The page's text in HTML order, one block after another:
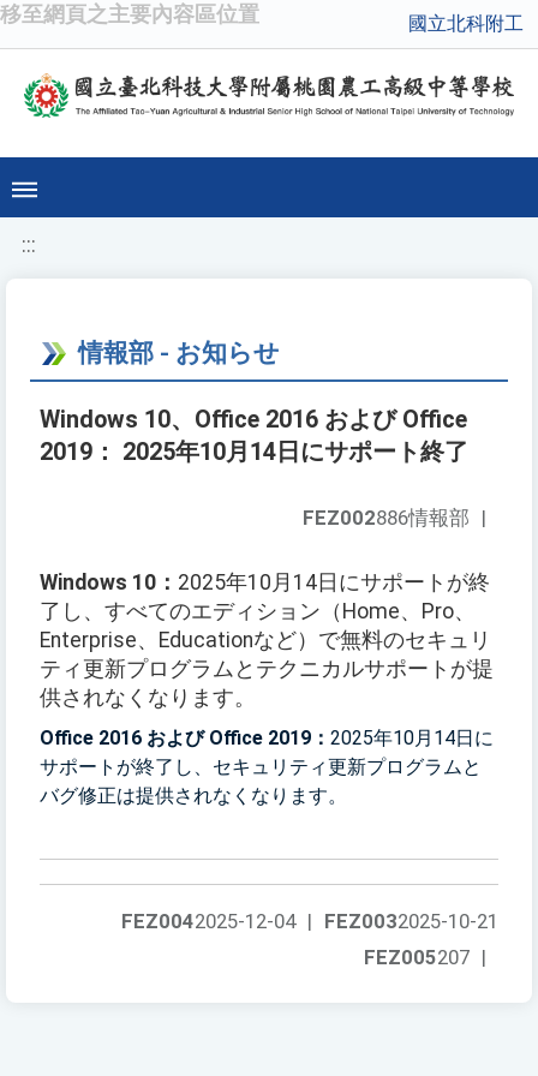
移至網頁之主要內容區位置 國立北科附工
:::
情報部 - お知らせ
Windows 10、Office 2016 および Office
2019： 2025年10月14日にサポート終了
FEZ002886情報部 |
Windows 10： 2025年10月14日にサポートが終
了し、すべてのエディション（Home、Pro、
Enterprise、Educationなど）で無料のセキュリ
ティ更新プログラムとテクニカルサポートが提
供されなくなります。
Office 2016 および Office 2019： 2025年10月14日に
サポートが終了し、セキュリティ更新プログラムと
バグ修正は提供されなくなります。
FEZ0032025-10-21
FEZ0042025-12-04 |
FEZ005207 |